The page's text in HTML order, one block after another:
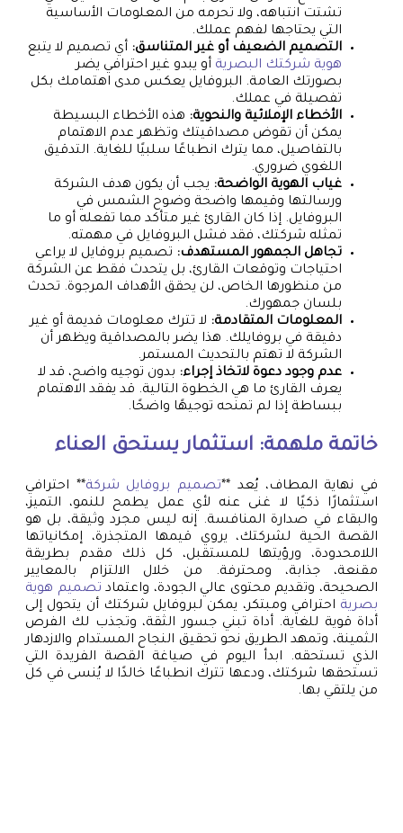
تشتت انتباهه، ولا تحرمه من المعلومات الأساسية
التي يحتاجها لفهم عملك.
التصميم الضعيف أو غير المتناسق: أي تصميم لا يتبع
هوية شركتك البصرية أو يبدو غير احترافي يضر
بصورتك العامة. البروفايل يعكس مدى اهتمامك بكل
تفصيلة في عملك.
الأخطاء الإملائية والنحوية: هذه الأخطاء البسيطة
يمكن أن تقوض مصداقيتك وتظهر عدم الاهتمام
بالتفاصيل، مما يترك انطباعًا سلبيًا للغاية. التدقيق
اللغوي ضروري.
غياب الهوية الواضحة: يجب أن يكون هدف الشركة
ورسالتها وقيمها واضحة وضوح الشمس في
البروفايل. إذا كان القارئ غير متأكد مما تفعله أو ما
تمثله شركتك، فقد فشل البروفايل في مهمته.
تجاهل الجمهور المستهدف: تصميم بروفايل لا يراعي
احتياجات وتوقعات القارئ، بل يتحدث فقط عن الشركة
من منظورها الخاص، لن يحقق الأهداف المرجوة. تحدث
بلسان جمهورك.
المعلومات المتقادمة: لا تترك معلومات قديمة أو غير
دقيقة في بروفايلك. هذا يضر بالمصداقية ويظهر أن
الشركة لا تهتم بالتحديث المستمر.
عدم وجود دعوة لاتخاذ إجراء: بدون توجيه واضح، قد لا
يعرف القارئ ما هي الخطوة التالية. قد يفقد الاهتمام
ببساطة إذا لم تمنحه توجيهًا واضحًا.
خاتمة ملهمة: استثمار يستحق العناء
في نهاية المطاف، يُعد **تصميم بروفايل شركة** احترافي
استثمارًا ذكيًا لا غنى عنه لأي عمل يطمح للنمو، التميز،
والبقاء في صدارة المنافسة. إنه ليس مجرد وثيقة، بل هو
القصة الحية لشركتك، يروي قيمها المتجذرة، إمكانياتها
اللامحدودة، ورؤيتها للمستقبل، كل ذلك مقدم بطريقة
مقنعة، جذابة، ومحترفة. من خلال الالتزام بالمعايير
الصحيحة، وتقديم محتوى عالي الجودة، واعتماد تصميم هوية
بصرية احترافي ومبتكر، يمكن لبروفايل شركتك أن يتحول إلى
أداة قوية للغاية. أداة تبني جسور الثقة، وتجذب لك الفرص
الثمينة، وتمهد الطريق نحو تحقيق النجاح المستدام والازدهار
الذي تستحقه. ابدأ اليوم في صياغة القصة الفريدة التي
تستحقها شركتك، ودعها تترك انطباعًا خالدًا لا يُنسى في كل
من يلتقي بها.